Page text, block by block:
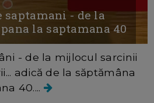
saptamani - de la
la saptamana 40
- de la mijlocul sarcinii
adică de la săptămâna
40....